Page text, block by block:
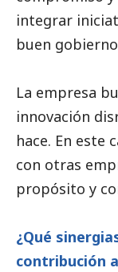
integrar
buen gobierno
La empresa
innovación
hace. En este
con otras
propósito y
¿Qué
contribución